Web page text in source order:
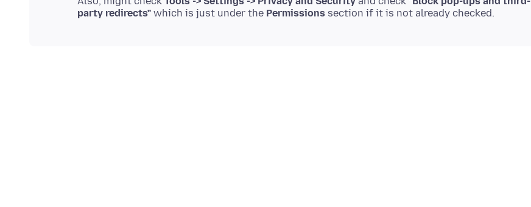
party redirects" which is just under the Permissions